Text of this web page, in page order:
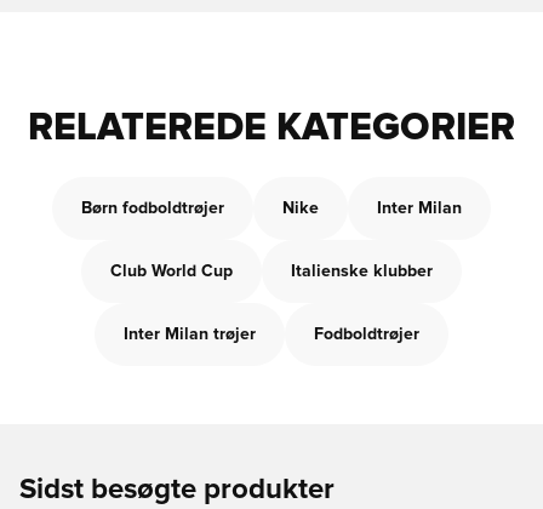
RELATEREDE KATEGORIER
Børn fodboldtrøjer Nike Inter Milan
Club World Cup Italienske klubber
Inter Milan trøjer Fodboldtrøjer
Sidst besøgte produkter